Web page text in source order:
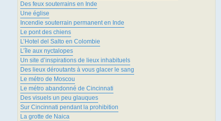
Des feux souterrains en Inde
Une église
Incendie souterrain permanent en Inde
Le pont des chiens
L’Hotel del Salto en Colombie
L’île aux nyctalopes
Un site d’inspirations de lieux inhabituels
Des lieux déroutants à vous glacer le sang
Le métro de Moscou
Le métro abandonné de Cincinnati
Des visuels un peu glauques
Sur Cincinnati pendant la prohibition
La grotte de Naica